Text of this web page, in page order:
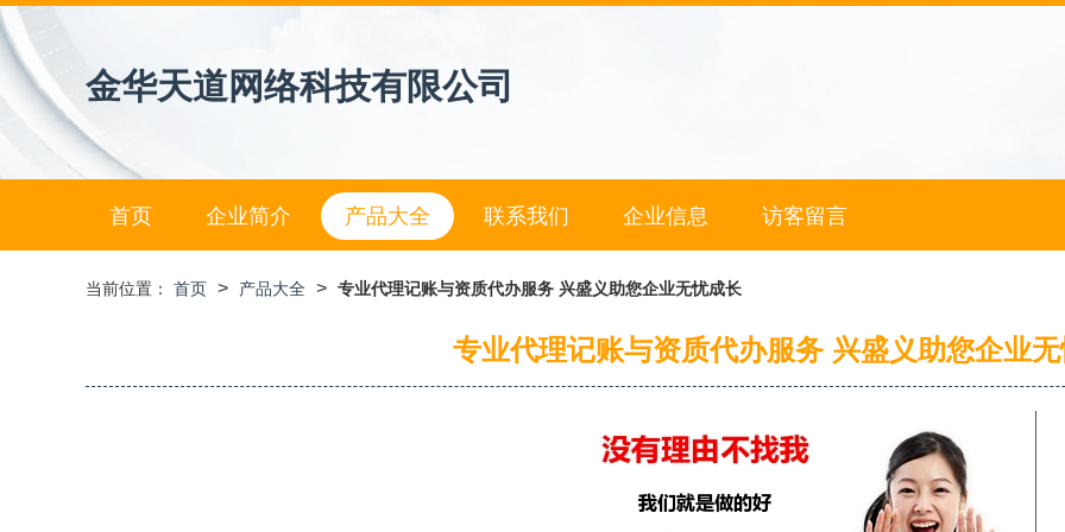
金华天道网络科技有限公司
首页 企业简介 产品大全 联系我们 企业信息 访客留言
当前位置： 首页 > 产品大全 > 专业代理记账与资质代办服务 兴盛义助您企业无忧成长
专业代理记账与资质代办服务 兴盛义助您企业